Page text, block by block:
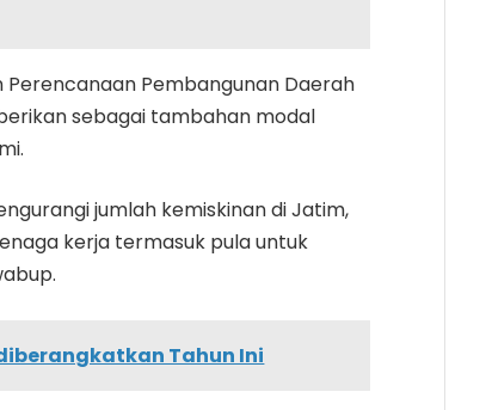
Pembangunan Daerah
sebagai tambahan modal
jumlah kemiskinan di Jatim,
kerja termasuk pula untuk
Tahun Ini